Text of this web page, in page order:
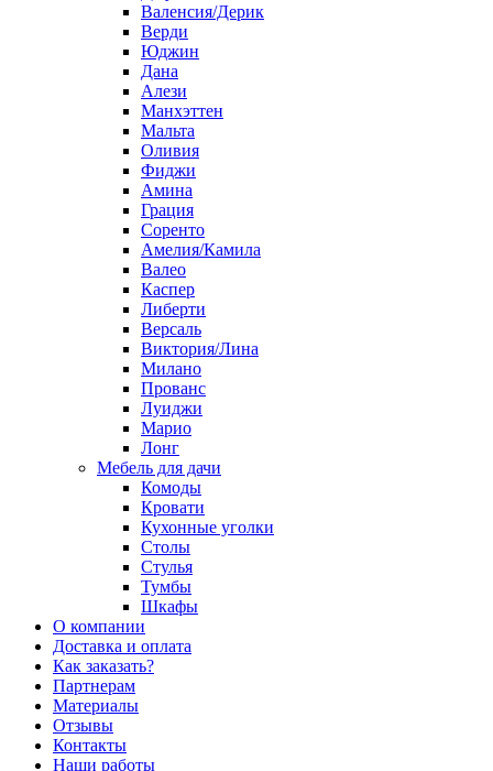
Валенсия/Дерик
Верди
Юджин
Дана
Алези
Манхэттен
Мальта
Оливия
Фиджи
Амина
Грация
Соренто
Амелия/Камила
Валео
Каспер
Либерти
Версаль
Виктория/Лина
Милано
Прованс
Луиджи
Марио
Лонг
Мебель для дачи
Комоды
Кровати
Кухонные уголки
Столы
Стулья
Тумбы
Шкафы
О компании
Доставка и оплата
Как заказать?
Партнерам
Материалы
Отзывы
Контакты
Наши работы